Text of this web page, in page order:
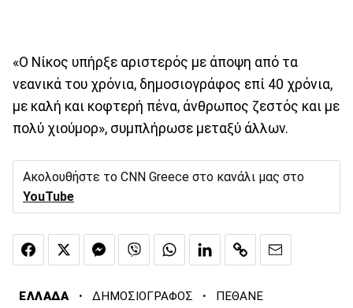
«Ο Νίκος υπήρξε αριστερός με άποψη από τα
νεανικά του χρόνια, δημοσιογράφος επί 40 χρόνια,
με καλή και κοφτερή πένα, άνθρωπος ζεστός και με
πολύ χιούμορ», συμπλήρωσε μεταξύ άλλων.
Ακολουθήστε το CNN Greece στο κανάλι μας στο
YouTube
ΕΛΛΑΔΑ · ΔΗΜΟΣΙΟΓΡΑΦΟΣ · ΠΕΘΑΝΕ